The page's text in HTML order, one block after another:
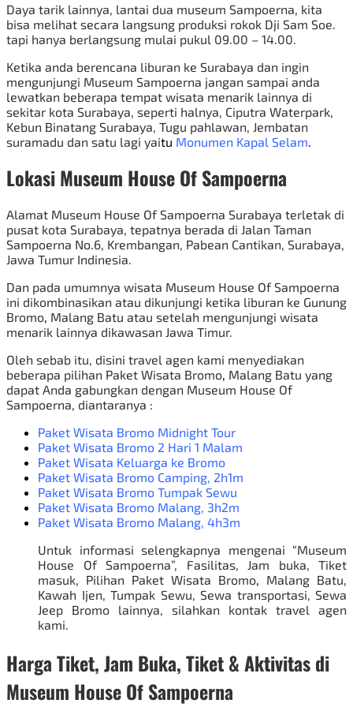
Daya tarik lainnya, lantai dua museum Sampoerna, kita
bisa melihat secara langsung produksi rokok Dji Sam Soe.
tapi hanya berlangsung mulai pukul 09.00 – 14.00.
Ketika anda berencana liburan ke Surabaya dan ingin
mengunjungi Museum Sampoerna jangan sampai anda
lewatkan beberapa tempat wisata menarik lainnya di
sekitar kota Surabaya, seperti halnya, Ciputra Waterpark,
Kebun Binatang Surabaya, Tugu pahlawan, Jembatan
suramadu dan satu lagi yaitu Monumen Kapal Selam
Lokasi Museum House Of Sampoerna
Alamat Museum House Of Sampoerna Surabaya terletak di
pusat kota Surabaya, tepatnya berada di Jalan Taman
Sampoerna No.6, Krembangan, Pabean Cantikan, Surabaya,
Jawa Tumur Indinesia.
Dan pada umumnya wisata Museum House Of Sampoerna
ini dikombinasikan atau dikunjungi ketika liburan ke Gunung
Bromo, Malang Batu atau setelah mengunjungi wisata
menarik lainnya dikawasan Jawa Timur.
Oleh sebab itu, disini travel agen kami menyediakan
beberapa pilihan Paket Wisata Bromo, Malang Batu yang
dapat Anda gabungkan dengan Museum House Of
Sampoerna, diantaranya :
Paket Wisata Bromo Midnight Tour
Paket Wisata Bromo 2 Hari 1 Malam
Paket Wisata Keluarga ke Bromo
Paket Wisata Bromo Camping, 2h1m
Paket Wisata Bromo Tumpak Sewu
Paket Wisata Bromo Malang, 3h2m
Paket Wisata Bromo Malang, 4h3m
Untuk informasi selengkapnya mengenai “Museum
House Of Sampoerna”, Fasilitas, Jam buka, Tiket
masuk, Pilihan Paket Wisata Bromo, Malang Batu,
Kawah Ijen, Tumpak Sewu, Sewa transportasi, Sewa
Jeep Bromo lainnya, silahkan kontak travel agen
kami.
Harga Tiket, Jam Buka, Tiket & Aktivitas di
Museum House Of Sampoerna